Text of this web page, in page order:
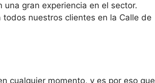
una gran experiencia en el sector.
nuestros clientes en la Calle de
cualquier momento, y es por eso que